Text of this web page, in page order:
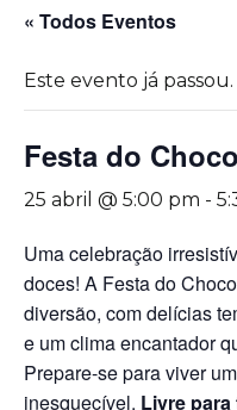
« Todos Eventos
Este evento já passou.
Festa do
25 abril @ 5:00 pm -
Uma celebração
doces! A Festa do
diversão, com delícias
e um clima encantador
Prepare-se para viver
inesquecível. Livre